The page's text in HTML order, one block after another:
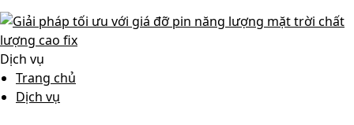
Dịch vụ
Trang chủ
Dịch vụ